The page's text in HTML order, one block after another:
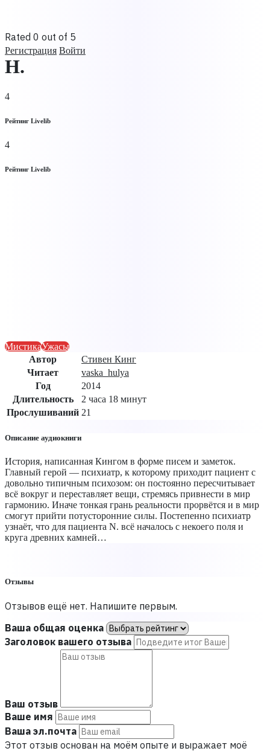
Регистрация Войти
Rated 0 out of 5
Н.
4
Рейтинг Livelib
4
Рейтинг Livelib
МистикаУжасы
Автор
Стивен Кинг
Читает
vaska_hulya
Год
2014
Длительность
2 часа 18 минут
Прослушиваний 21
Описание аудиокниги
История, написанная Кингом в форме писем и заметок.
Главный герой — психиатр, к которому приходит пациент с
довольно типичным психозом: он постоянно пересчитывает
всё вокруг и переставляет вещи, стремясь привнести в мир
гармонию. Иначе тонкая грань реальности прорвётся и в мир
смогут прийти потусторонние силы. Постепенно психиатр
узнаёт, что для пациента N. всё началось с некоего поля и
круга древних камней…
Отзывы
Отзывов ещё нет. Напишите первым.
Ваша общая оценка
Заголовок вашего отзыва
Ваш отзыв
Ваше имя
Ваша эл.почта
Этот отзыв основан на моём опыте и выражает моё